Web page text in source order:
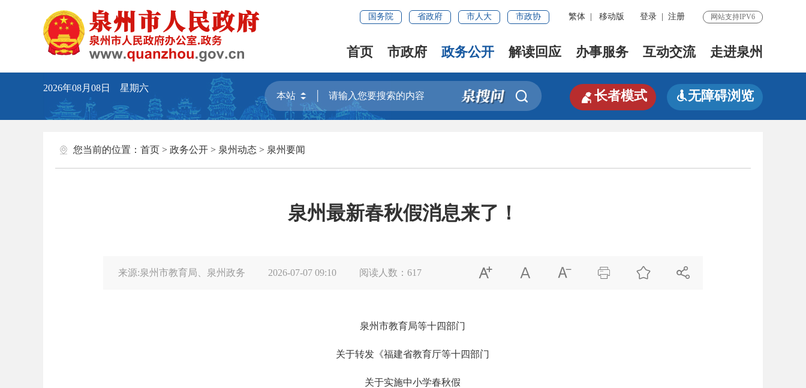
国务院 省政府 市人大 市政协 繁体 移动版 登录 注册 网站支持IPV6
首页 市政府 政务公开 解读回应 办事服务 互动交流 走进泉州
2026年08月08日 星期六
 长者模式 无障碍浏览
您当前的位置： 首页 > 政务公开 > 泉州动态 > 泉州要闻
泉州最新春秋假消息来了！
来源:泉州市教育局、泉州政务 2026-07-07 09:10 阅读人数： 617      
泉州市教育局等十四部门
关于转发《福建省教育厅等十四部门
关于实施中小学春秋假